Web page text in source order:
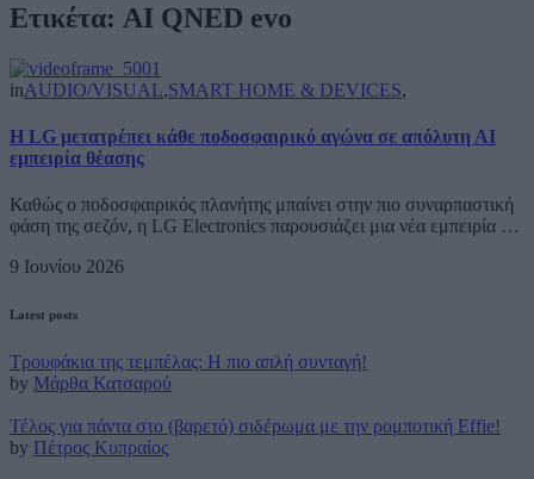
Ετικέτα: AI QNED evo
inAUDIO/VISUAL,SMART HOME & DEVICES,
Η LG μετατρέπει κάθε ποδοσφαιρικό αγώνα σε απόλυτη ΑΙ
εμπειρία θέασης
Καθώς ο ποδοσφαιρικός πλανήτης μπαίνει στην πιο συναρπαστική
φάση της σεζόν, η LG Electronics παρουσιάζει μια νέα εμπειρία …
9 Ιουνίου 2026
Latest posts
Τρουφάκια της τεμπέλας: Η πιο απλή συνταγή!
by Μάρθα Κατσαρού
Τέλος για πάντα στο (βαρετό) σιδέρωμα με την ρομποτική Effie!
by Πέτρος Κυπραίος